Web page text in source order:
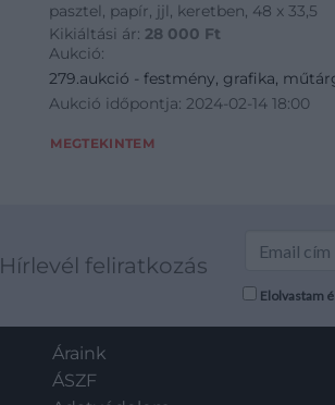
pasztel, papír, jjl, keretben, 48 x 33,5
Kikiáltási ár: 28 000 Ft
Aukció:
279.aukció - festmény, grafika,
Aukció időpontja: 2024-02-14 18:00
MEGTEKINTEM
Hírlevél feliratkozás
Elolvastam
Áraink
ÁSZF